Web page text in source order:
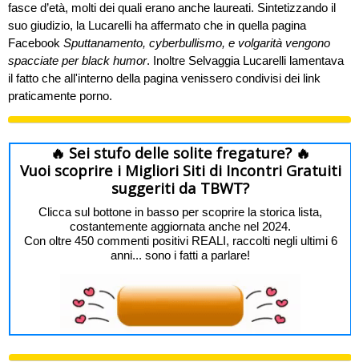
fasce d’età, molti dei quali erano anche laureati. Sintetizzando il
suo giudizio, la Lucarelli ha affermato che in quella pagina
Facebook Sputtanamento, cyberbullismo, e volgarità vengono
spacciate per black humor. Inoltre Selvaggia Lucarelli lamentava
il fatto che all'interno della pagina venissero condivisi dei link
praticamente porno.
🔥 Sei stufo delle solite fregature? 🔥
Vuoi scoprire i Migliori Siti di Incontri Gratuiti
suggeriti da TBWT?
Clicca sul bottone in basso per scoprire la storica lista,
costantemente aggiornata anche nel 2024.
Con oltre 450 commenti positivi REALI, raccolti negli ultimi 6
anni... sono i fatti a parlare!